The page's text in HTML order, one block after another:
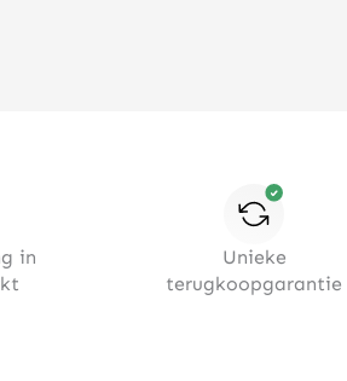
in
Unieke
terugkoopgarantie